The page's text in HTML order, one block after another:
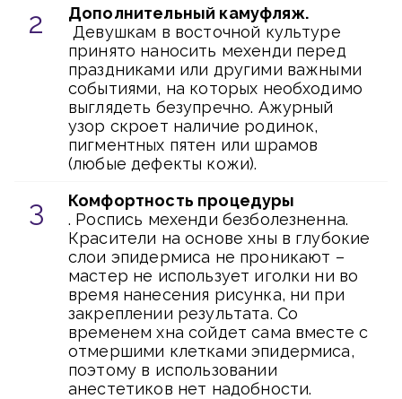
Дополнительный камуфляж.
Девушкам в восточной культуре
принято наносить мехенди перед
праздниками или другими важными
событиями, на которых необходимо
выглядеть безупречно. Ажурный
узор скроет наличие родинок,
пигментных пятен или шрамов
(любые дефекты кожи).
Комфортность процедуры
. Роспись мехенди безболезненна.
Красители на основе хны в глубокие
слои эпидермиса не проникают –
мастер не использует иголки ни во
время нанесения рисунка, ни при
закреплении результата. Со
временем хна сойдет сама вместе с
отмершими клетками эпидермиса,
поэтому в использовании
анестетиков нет надобности.